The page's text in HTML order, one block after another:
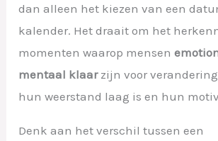
dan alleen het kiezen van een
kalender. Het draait om het
momenten waarop mensen
mentaal klaarzijn voor
hun weerstand laag is en hun
Denk aan het verschil tussen een